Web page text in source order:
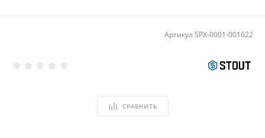
Артикул SPX-0001-001622
СРАВНИТЬ